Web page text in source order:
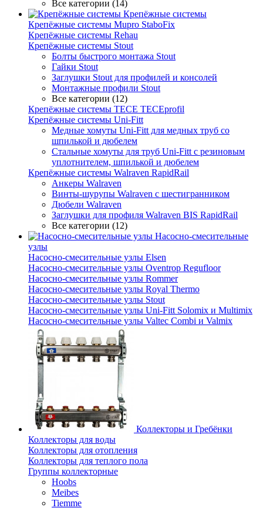
Все категории (14)
Крепёжные системы
Крепёжные системы Mupro StaboFix
Крепёжные системы Rehau
Крепёжные системы Stout
Болты быстрого монтажа Stout
Гайки Stout
Заглушки Stout для профилей и консолей
Монтажные профили Stout
Все категории (12)
Крепёжные системы TECE TECEprofil
Крепёжные системы Uni-Fitt
Медные хомуты Uni-Fitt для медных труб со
шпилькой и дюбелем
Стальные хомуты для труб Uni-Fitt с резиновым
уплотнителем, шпилькой и дюбелем
Крепёжные системы Walraven RapidRail
Анкеры Walraven
Винты-шурупы Walraven с шестигранником
Дюбели Walraven
Заглушки для профиля Walraven BIS RapidRail
Все категории (12)
Насосно-смесительные
узлы
Насосно-смесительные узлы Elsen
Насосно-смесительные узлы Oventrop Regufloor
Насосно-смесительные узлы Rommer
Насосно-смесительные узлы Royal Thermo
Насосно-смесительные узлы Stout
Насосно-смесительные узлы Uni-Fitt Solomix и Multimix
Насосно-смесительные узлы Valtec Combi и Valmix
Коллекторы и Гребёнки
Коллекторы для воды
Коллекторы для отопления
Коллекторы для теплого пола
Группы коллекторные
Hoobs
Meibes
Tiemme